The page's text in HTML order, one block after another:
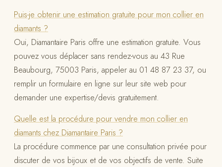
Puis-je obtenir une estimation gratuite pour mon collier en
diamants ?
Oui, Diamantaire Paris offre une estimation gratuite. Vous
pouvez vous déplacer sans rendez-vous au 43 Rue
Beaubourg, 75003 Paris, appeler au 01 48 87 23 37, ou
remplir un formulaire en ligne sur leur site web pour
demander une expertise/devis gratuitement.
Quelle est la procédure pour vendre mon collier en
diamants chez Diamantaire Paris ?
La procédure commence par une consultation privée pour
discuter de vos bijoux et de vos objectifs de vente. Suite